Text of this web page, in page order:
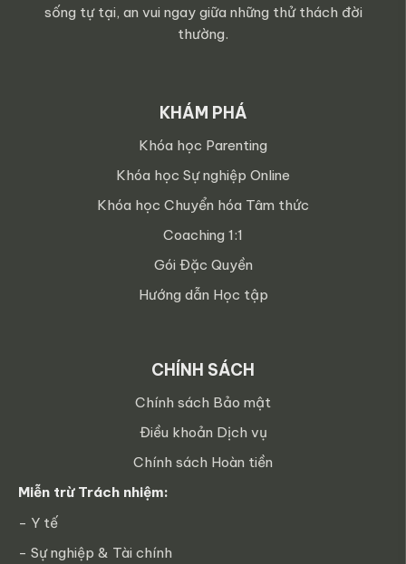
sống tự tại, an vui ngay giữa những thử thách đời
thường.
KHÁM PHÁ
Khóa học Parenting
Khóa học Sự nghiệp Online
Khóa học Chuyển hóa Tâm thức
Coaching 1:1
Gói Đặc Quyền
Hướng dẫn Học tập
CHÍNH SÁCH
Chính sách Bảo mật
Điều khoản Dịch vụ
Chính sách Hoàn tiền
Miễn trừ Trách nhiệm:
- Y tế
- Sự nghiệp & Tài chính